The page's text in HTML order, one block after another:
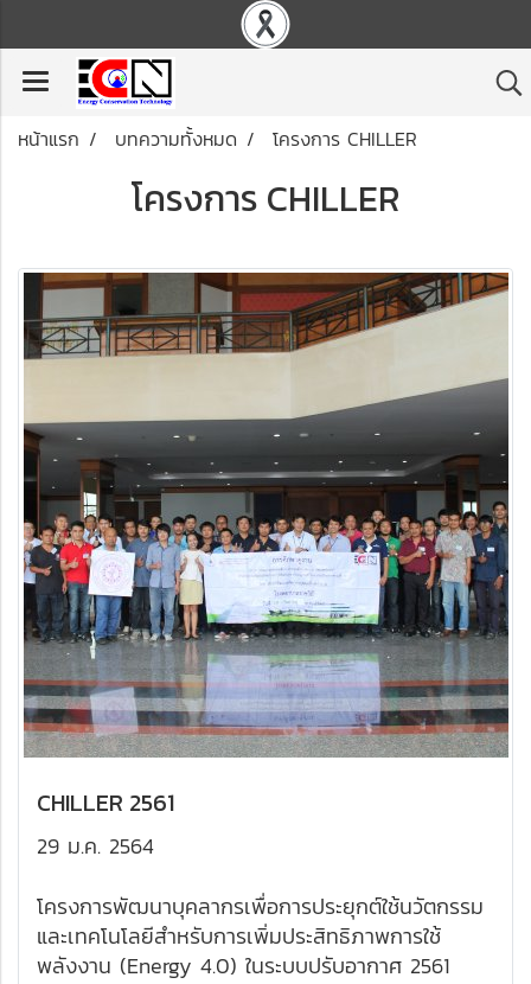
หน้าแรก บทความทั้งหมด โครงการ CHILLER
โครงการ CHILLER
CHILLER 2561
29 ม.ค. 2564
โครงการพัฒนาบุคลากรเพื่อการประยุกต์ใช้นวัตกรรม
และเทคโนโลยีสำหรับการเพิ่มประสิทธิภาพการใช้
พลังงาน (Energy 4.0) ในระบบปรับอากาศ 2561